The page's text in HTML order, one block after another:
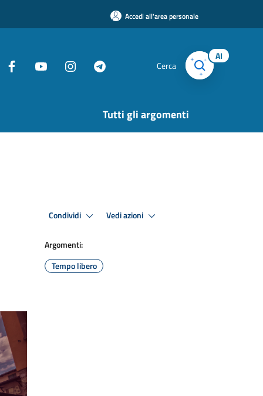
Accedi all'area personale
Cerca
AI
Tutti gli argomenti
Condividi Vedi azioni
Argomenti:
Tempo libero